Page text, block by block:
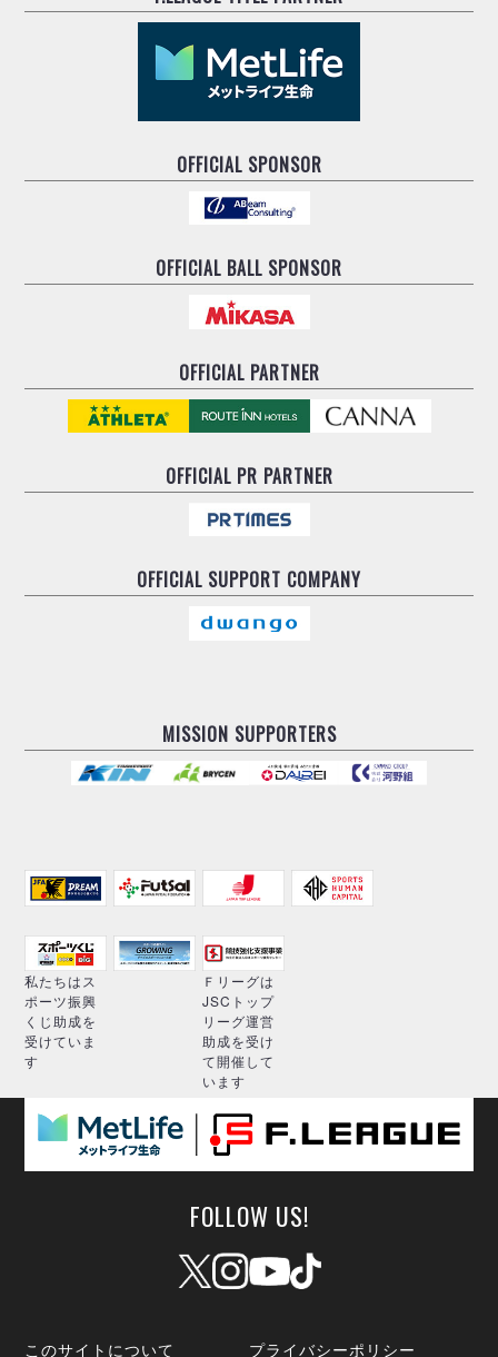
OFFICIAL SPONSOR
OFFICIAL BALL SPONSOR
OFFICIAL PARTNER
OFFICIALPR PARTNER
OFFICIAL SUPPORT COMPANY
MISSION SUPPORTERS
私たちはス
ポーツ振興
くじ助成を
受けていま
す
Ｆリーグは
JSCトップ
リーグ運営
助成を受け
て開催して
います
FOLLOW US!
このサイトについて プライバシーポリシー